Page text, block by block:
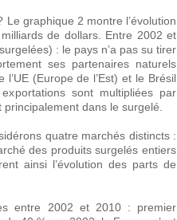
graphique 2 montre l’évolution
de dollars. Entre 2002 et
: le pays n’a pas su tirer
ses partenaires naturels
(Europe de l’Est) et le Brésil
sont multipliées par
dans le surgelé.
quatre marchés distincts :
des produits surgelés entiers
ainsi l’évolution des parts de
entre 2002 et 2010 : premier